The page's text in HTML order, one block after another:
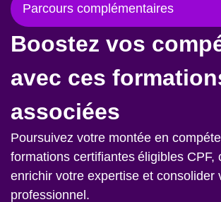
Parcours complémentaires
Boostez vos
avec ces
associées
Poursuivez votre montée en
formations certifiantes éligibles CPF,
enrichir votre expertise et consolider
professionnel.